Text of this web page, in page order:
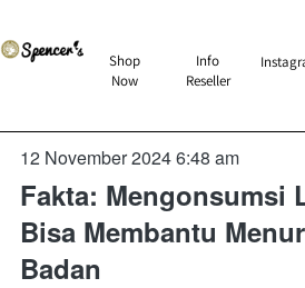
`
Shop
Now
` Info
Reseller
`
12 November 2024 6:48 am
Fakta: Mengonsumsi
Bisa Membantu
Badan